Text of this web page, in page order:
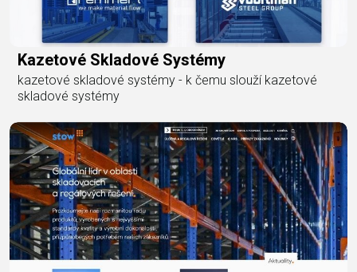
Kazetové Skladové Systémy
kazetové skladové systémy - k čemu slouží kazetové
skladové systémy